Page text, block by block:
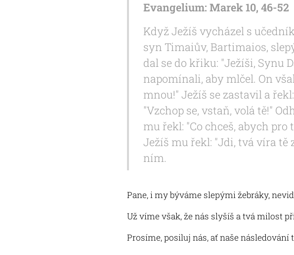
Evangelium: Marek 10, 46-52
Když Ježíš vycházel s
syn Timaiův, Bartimaios,
dal se do křiku: "Ježíši, Synu
napomínali, aby mlčel. On
mnou!" Ježíš se zastavil a
"Vzchop se, vstaň, volá tě!"
mu řekl: "Co chceš, abych pro
Ježíš mu řekl: "Jdi, tvá víra tě
ním.
Pane, i my býváme slepými žebráky,
Už víme však, že nás slyšíš a tvá milost
Prosíme, posiluj nás, ať naše následování